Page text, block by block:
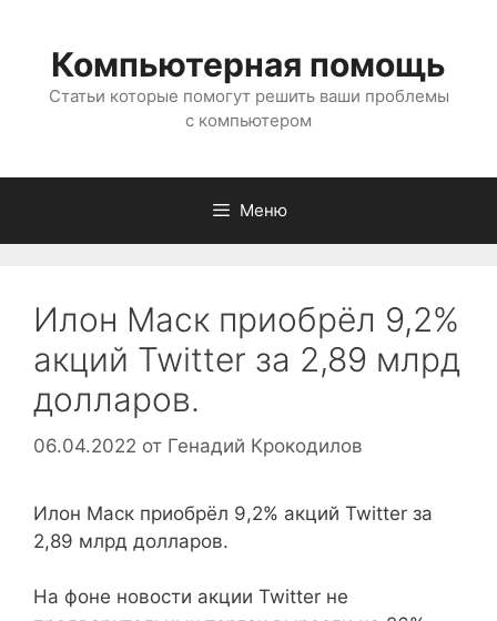
содержимому
Компьютерная помощь
Статьи которые помогут решить ваши проблемы
с компьютером
Меню
Илон Маск приобрёл 9,2%
акций Twitter за 2,89 млрд
долларов.
06.04.2022 от Генадий Крокодилов
Илон Маск приобрёл 9,2% акций Twitter за
2,89 млрд долларов.
На фоне новости акции Twitter не